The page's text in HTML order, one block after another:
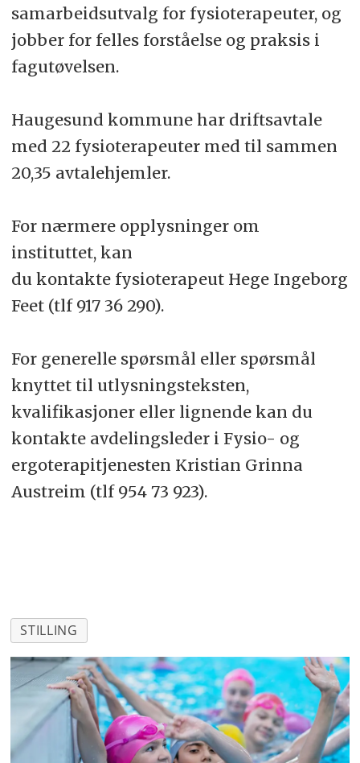
samarbeidsutvalg for fysioterapeuter, og
jobber for felles forståelse og praksis i
fagutøvelsen.
Haugesund kommune har driftsavtale
med 22 fysioterapeuter med til sammen
20,35 avtalehjemler.
For nærmere opplysninger om
instituttet, kan
du kontakte fysioterapeut Hege Ingeborg
Feet (tlf 917 36 290).
For generelle spørsmål eller spørsmål
knyttet til utlysningsteksten,
kvalifikasjoner eller lignende kan du
kontakte avdelingsleder i Fysio- og
ergoterapitjenesten Kristian Grinna
Austreim (tlf 954 73 923).
STILLING